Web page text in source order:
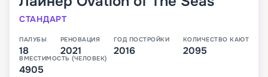
СТАНДАРТ
ПАЛУБЫ
18
РЕНОВАЦИЯ
2021
ГОД ПОСТРОЙКИ
2016
КОЛИЧЕСТВО КАЮТ
2095
ВМЕСТИМОСТЬ (ЧЕЛОВЕК)
4905